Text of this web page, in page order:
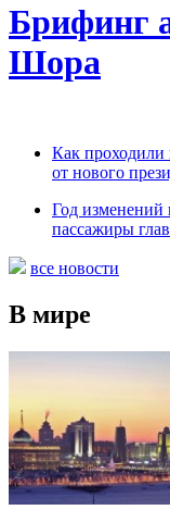
Брифинг
Шора
Как
от нового
Год изменений
пассажиры
все новости
В мире